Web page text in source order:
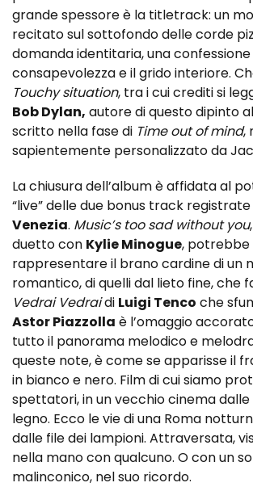
grande spessore è la titletrack: un
recitato sul sottofondo delle corde
domanda identitaria, una
consapevolezza e il grido interiore.
Touchy situation, tra i cui crediti si
Bob Dylan, autore di questo dipinto
scritto nella fase di Time out of mind,
sapientemente personalizzato da
La chiusura dell’album è affidata al
“live” delle due bonus track
Venezia. Music’s too sad without you
duetto con Kylie Minogue, potrebbe
rappresentare il brano cardine di un
romantico, di quelli dal lieto fine, che
Vedrai Vedraidi Luigi Tenco che
Astor Piazzolla è l’omaggio
tutto il panorama melodico e
queste note, è come se apparisse il
in bianco e nero. Film di cui siamo
spettatori, in un vecchio cinema
legno. Ecco le vie di una Roma
dalle file dei lampioni. Attraversata,
nella mano con qualcuno. O con un
malinconico, nel suo ricordo.